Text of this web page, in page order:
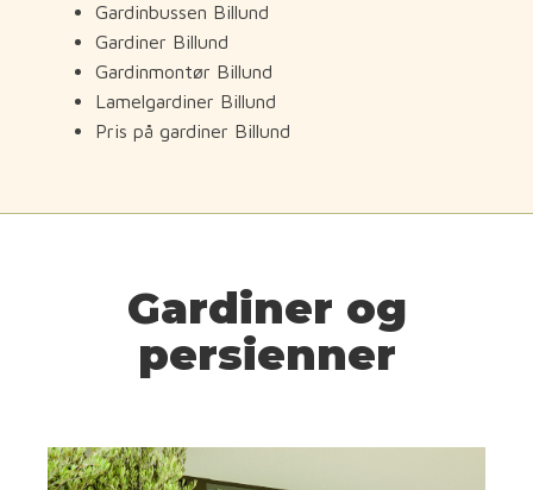
Gardinbussen Billund
Gardiner Billund
Gardinmontør Billund
Lamelgardiner Billund
Pris på gardiner Billund
Gardiner og
persienner